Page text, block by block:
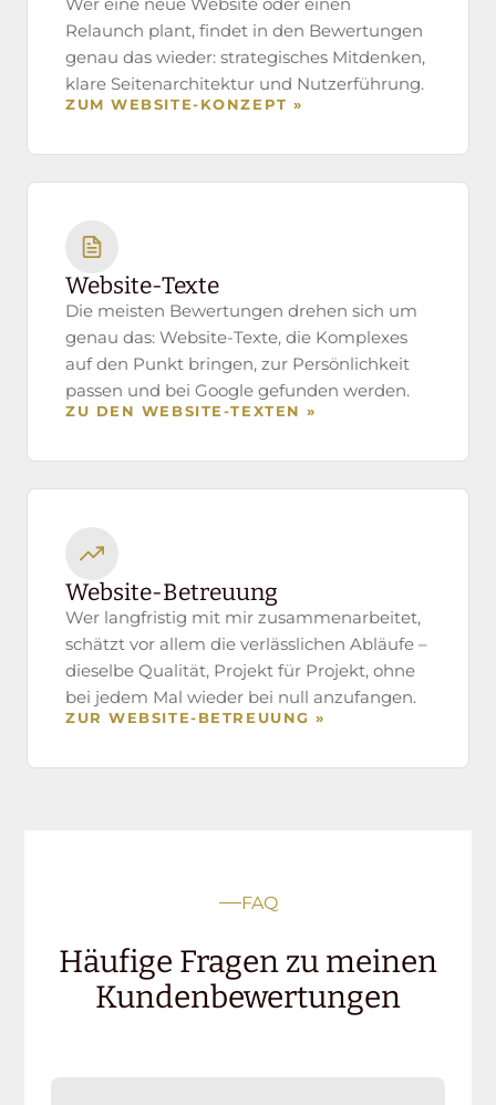
Relaunch plant, findet in den Bewertungen
genau das wieder: strategisches Mitdenken,
klare Seitenarchitektur und Nutzerführung.
ZUM WEBSITE-KONZEPT »
Website-Texte
Die meisten Bewertungen drehen sich um
genau das: Website-Texte, die Komplexes
auf den Punkt bringen, zur Persönlichkeit
passen und bei Google gefunden werden.
ZU DEN WEBSITE-TEXTEN »
Website-Betreuung
Wer langfristig mit mir zusammenarbeitet,
schätzt vor allem die verlässlichen Abläufe –
dieselbe Qualität, Projekt für Projekt, ohne
bei jedem Mal wieder bei null anzufangen.
ZUR WEBSITE-BETREUUNG »
FAQ
Häufige Fragen zu meinen
Kundenbewertungen